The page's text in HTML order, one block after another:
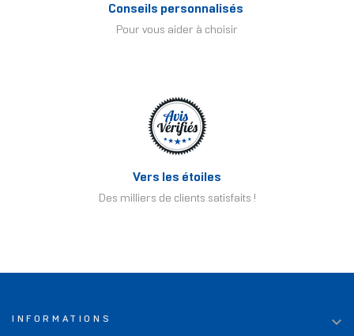
Conseils personnalisés
Pour vous aider à choisir
Vers les étoiles
Des milliers de clients satisfaits !
INFORMATIONS 